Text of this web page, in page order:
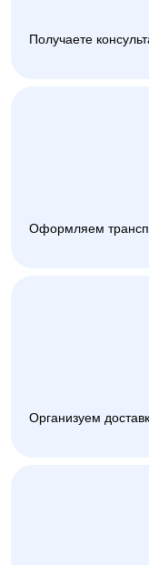
Получаете
Оформляем
Организуем